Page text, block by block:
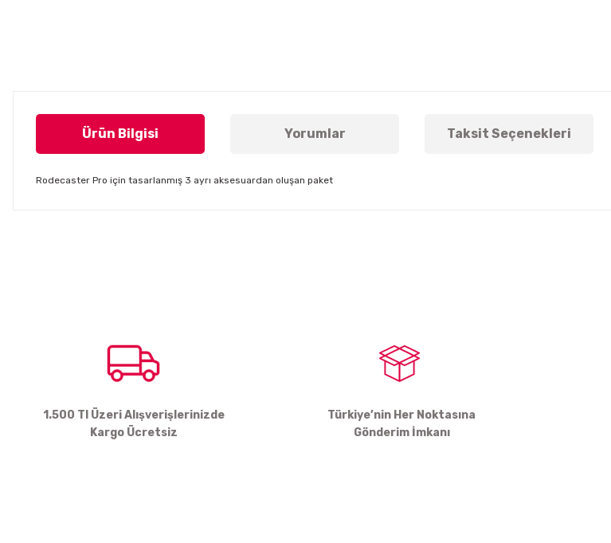
Ürün Bilgisi Yorumlar Taksit Seçenekleri
Rodecaster Pro için tasarlanmış 3 ayrı aksesuardan oluşan paket
Bu ürüne benzer farklı alternatifler olmalı.
1.500 Tl Üzeri Alışverişlerinizde
Kargo Ücretsiz
Türkiye’nin Her Noktasına
Gönderim İmkanı